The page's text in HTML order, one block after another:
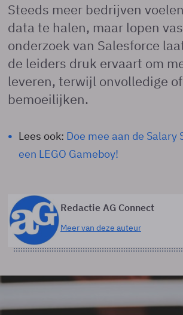
Steeds meer bedrijven
data te halen, maar lopen
onderzoek van Salesforce
de leiders druk ervaart om
leveren, terwijl onvolledige
bemoeilijken.
Lees ook: Doe mee aan de
een LEGO Gameboy!
Redactie AG Connect
Meer van deze auteur